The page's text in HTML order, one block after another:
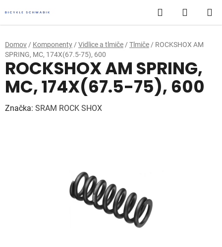
na
obsah
Hľadať
KOŠÍK
Domov / Komponenty / Vidlice a tlmiče / Tlmiče / ROCKSHOX AM
SPRING, MC, 174X(67.5-75), 600
ROCKSHOX AM SPRING,
MC, 174X(67.5-75), 600
Značka: SRAM ROCK SHOX